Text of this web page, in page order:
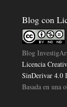
Blog con
Blog
Licencia
SinDerivar 4.0
Basada en una